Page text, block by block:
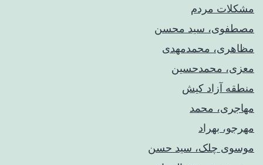
مشکلات مردم
مصطفوی، سید محسن
مظاهری، محمدمهدی
معزی، محمدحسین
منطقه آزاد کیش
مهاجری، محمد
مهرجو، بهراد
موسوی چلک، سید حسن